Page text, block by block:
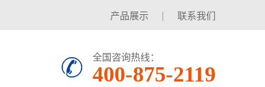
产品展示 | 联系我们
全国咨询热线：
400-875-2119